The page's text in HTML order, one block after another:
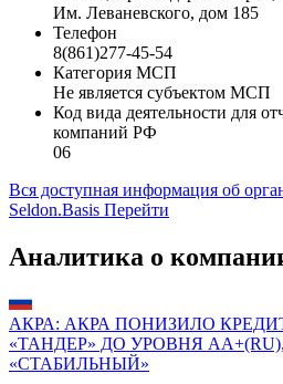
Им. Леваневского, дом 185
Телефон
8(861)277-45-54
Категория МСП
Не является субъектом МСП
Код вида деятельности для
компаний РФ
06
Вся доступная информация об
Seldon.Basis Перейти
Аналитика о
АКРА: АКРА ПОНИЗИЛО
«ТАНДЕР» ДО УРОВНЯ
«СТАБИЛЬНЫЙ»